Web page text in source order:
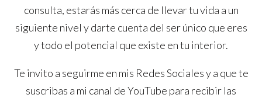
consulta, estarás más cerca de llevar tu vida a un
siguiente nivel y darte cuenta del ser único que eres
y todo el potencial que existe en tu interior.
Te invito a seguirme en mis Redes Sociales y a que te
suscribas a mi canal de YouTube para recibir las